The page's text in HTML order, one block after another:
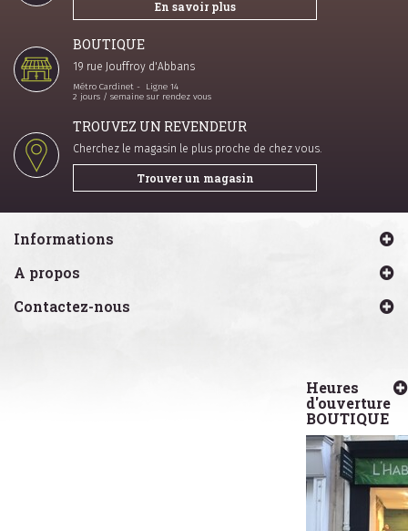
En savoir plus
BOUTIQUE
19 rue Jouffroy d'Abbans
Métro Cardinet - Ligne 14
2 jours / semaine sur rendez vous
TROUVEZ UN REVENDEUR
Cherchez le magasin le plus proche de chez vous.
Trouver un magasin
Informations
A propos
Contactez-nous
Heures
d'ouverture
BOUTIQUE